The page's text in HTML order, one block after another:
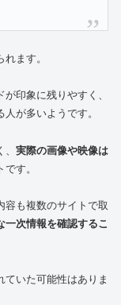
ます。
印象に残りやすく、
が多いようです。
実際の画像や映像は
す。
容も複数のサイトで取
一次情報を確認するこ
ていた可能性はありま